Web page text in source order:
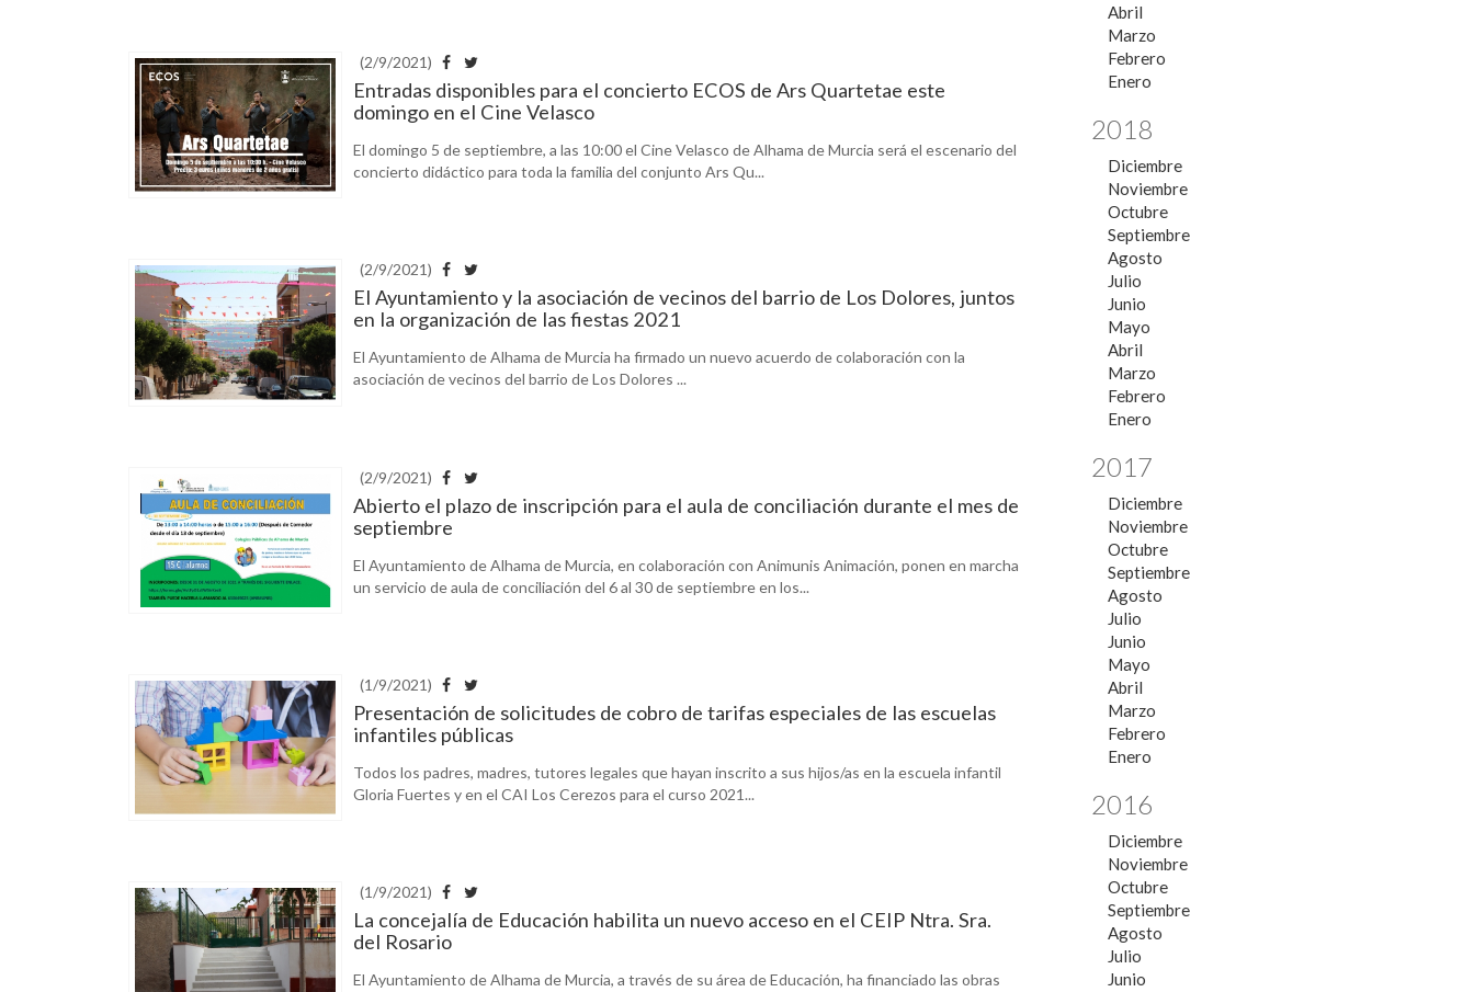
(2/9/2021)
Entradas disponibles para el concierto ECOS de Ars Quartetae este
domingo en el Cine Velasco
El domingo 5 de septiembre, a las 10:00 el Cine Velasco de Alhama de Murcia será el escenario del
concierto didáctico para toda la familia del conjunto Ars Qu...
(2/9/2021)
El Ayuntamiento y la asociación de vecinos del barrio de Los Dolores, juntos
en la organización de las fiestas 2021
El Ayuntamiento de Alhama de Murcia ha firmado un nuevo acuerdo de colaboración con la
asociación de vecinos del barrio de Los Dolores ...
(2/9/2021)
Abierto el plazo de inscripción para el aula de conciliación durante el mes de
septiembre
El Ayuntamiento de Alhama de Murcia, en colaboración con Animunis Animación, ponen en marcha
un servicio de aula de conciliación del 6 al 30 de septiembre en los...
(1/9/2021)
Presentación de solicitudes de cobro de tarifas especiales de las escuelas
infantiles públicas
Todos los padres, madres, tutores legales que hayan inscrito a sus hijos/as en la escuela infantil
Gloria Fuertes y en el CAI Los Cerezos para el curso 2021...
(1/9/2021)
La concejalía de Educación habilita un nuevo acceso en el CEIP Ntra. Sra.
del Rosario
El Ayuntamiento de Alhama de Murcia, a través de su área de Educación, ha financiado las obras
Abril
Marzo
Febrero
Enero
2018
Diciembre
Noviembre
Octubre
Septiembre
Agosto
Julio
Junio
Mayo
Abril
Marzo
Febrero
Enero
2017
Diciembre
Noviembre
Octubre
Septiembre
Agosto
Julio
Junio
Mayo
Abril
Marzo
Febrero
Enero
2016
Diciembre
Noviembre
Octubre
Septiembre
Agosto
Julio
Junio